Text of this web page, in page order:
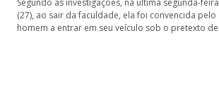
Segundo as investigações, na última segunda-feira
(27), ao sair da faculdade, ela foi convencida pelo
homem a entrar em seu veículo sob o pretexto de